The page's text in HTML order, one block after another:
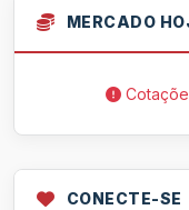
MERCADO
CONECTE-SE